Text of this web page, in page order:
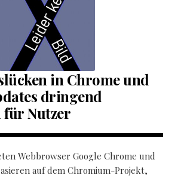
in Chrome und
dringend
für Nutzer
Webbrowser Google Chrome und
auf dem Chromium-Projekt,